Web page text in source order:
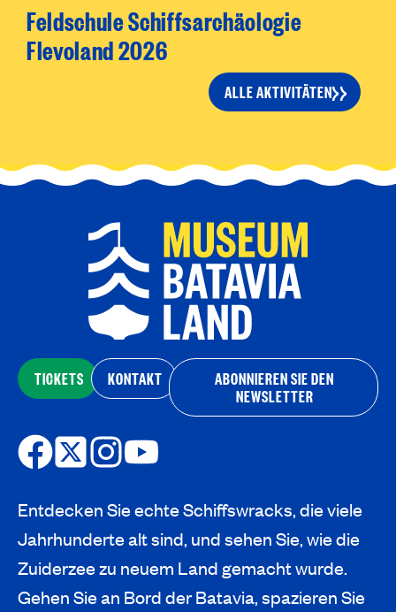
Feldschule Schiffsarchäologie
Flevoland 2026
ALLE AKTIVITÄTEN
TICKETS KONTAKT
ABONNIEREN SIE DEN
NEWSLETTER
Entdecken Sie echte Schiffswracks, die viele
Jahrhunderte alt sind, und sehen Sie, wie die
Zuiderzee zu neuem Land gemacht wurde.
Gehen Sie an Bord der Batavia, spazieren Sie